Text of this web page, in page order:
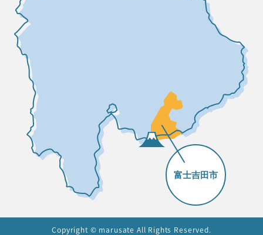
Copyright © marusate All Rights Reserved.